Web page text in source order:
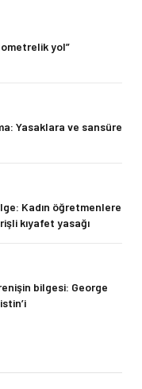
yol”
Yasaklara ve sansüre
Kadın öğretmenlere
kıyafet yasağı
bilgesi: George